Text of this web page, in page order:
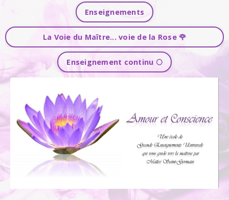
Enseignements
La Voie du Maître... voie de la Rose 🌹
Enseignement continu 🌕